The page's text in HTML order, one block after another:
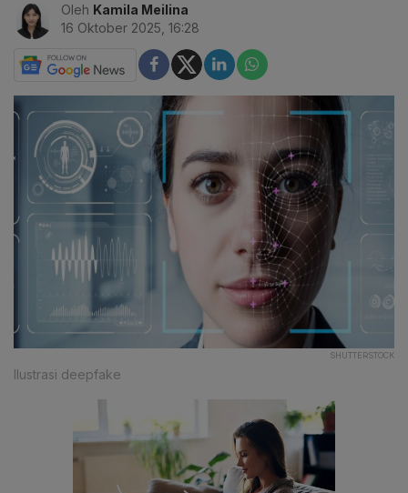
Oleh Kamila Meilina
16 Oktober 2025, 16:28
SHUTTERSTOCK
Ilustrasi deepfake